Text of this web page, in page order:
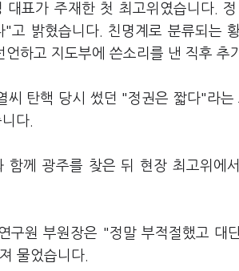
표가 주재한 첫 최고위였습니다.
고 밝혔습니다. 친명계로 분류되는
하고 지도부에 쓴소리를 낸 직후 추
씨 탄핵 당시 썼던 "정권은 짧다"라
다.
께 광주를 찾은 뒤 현장 최고위에
구원 부원장은 "정말 부적절했고 대
물었습니다.